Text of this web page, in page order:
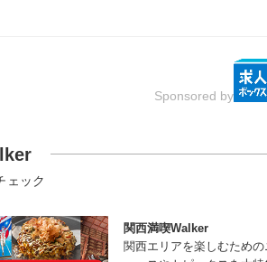
Sponsored by
ェック
関西満喫Walker
関西エリアを楽しむための